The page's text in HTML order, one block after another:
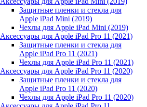
Защитные пленки и стекла для
Apple iPad Mini (2019)
Чехлы для Apple iPad Mini (2019)
Аксессуары для Apple iPad Pro 11 (2021)
Защитные пленки и стекла для
Apple iPad Pro 11 (2021)
Чехлы для Apple iPad Pro 11 (2021)
Аксессуары для Apple iPad Pro 11 (2020)
Защитные пленки и стекла для
Apple iPad Pro 11 (2020)
Чехлы для Apple iPad Pro 11 (2020)